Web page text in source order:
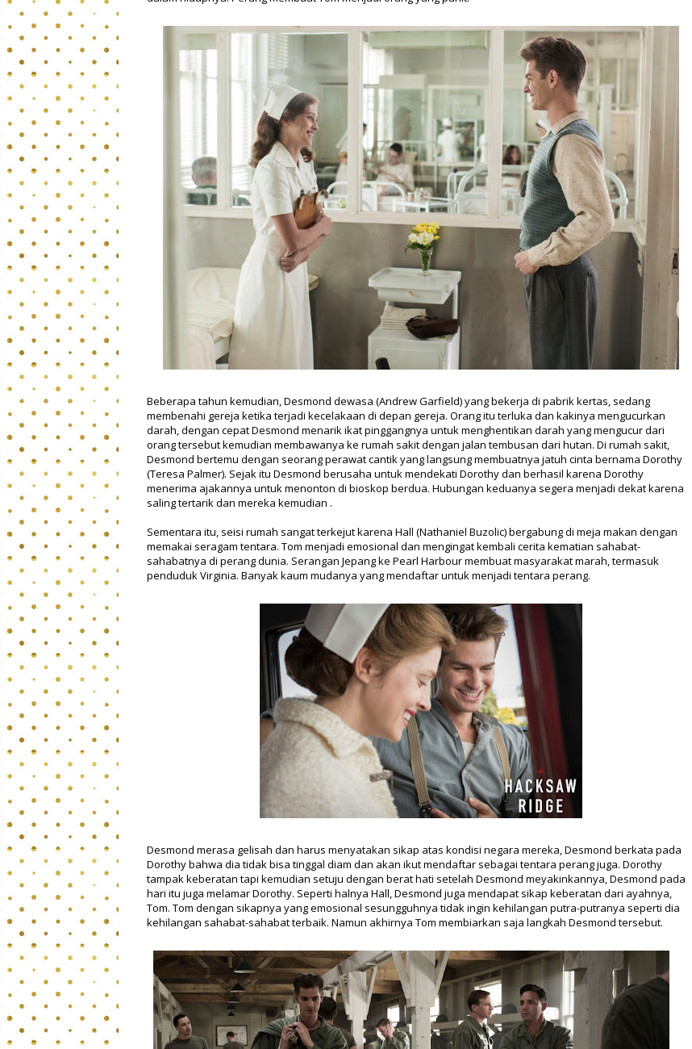
Beberapa tahun kemudian, Desmond dewasa (Andrew Garfield) yang bekerja di pabrik kertas, sedang
membenahi gereja ketika terjadi kecelakaan di depan gereja. Orang itu terluka dan kakinya mengucurkan
darah, dengan cepat Desmond menarik ikat pinggangnya untuk menghentikan darah yang mengucur dari
orang tersebut kemudian membawanya ke rumah sakit dengan jalan tembusan dari hutan. Di rumah sakit,
Desmond bertemu dengan seorang perawat cantik yang langsung membuatnya jatuh cinta bernama Dorothy
(Teresa Palmer). Sejak itu Desmond berusaha untuk mendekati Dorothy dan berhasil karena Dorothy
menerima ajakannya untuk menonton di bioskop berdua. Hubungan keduanya segera menjadi dekat karena
saling tertarik dan mereka kemudian .
Sementara itu, seisi rumah sangat terkejut karena Hall (Nathaniel Buzolic) bergabung di meja makan dengan
memakai seragam tentara. Tom menjadi emosional dan mengingat kembali cerita kematian sahabat-
sahabatnya di perang dunia. Serangan Jepang ke Pearl Harbour membuat masyarakat marah, termasuk
penduduk Virginia. Banyak kaum mudanya yang mendaftar untuk menjadi tentara perang.
Desmond merasa gelisah dan harus menyatakan sikap atas kondisi negara mereka, Desmond berkata pada
Dorothy bahwa dia tidak bisa tinggal diam dan akan ikut mendaftar sebagai tentara perang juga. Dorothy
tampak keberatan tapi kemudian setuju dengan berat hati setelah Desmond meyakinkannya, Desmond pada
hari itu juga melamar Dorothy. Seperti halnya Hall, Desmond juga mendapat sikap keberatan dari ayahnya,
Tom. Tom dengan sikapnya yang emosional sesungguhnya tidak ingin kehilangan putra-putranya seperti dia
kehilangan sahabat-sahabat terbaik. Namun akhirnya Tom membiarkan saja langkah Desmond tersebut.